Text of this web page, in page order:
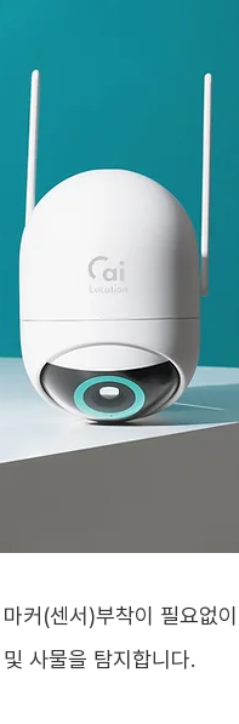
커(센서)부착이 필요없이
사물을 탐지합니다.